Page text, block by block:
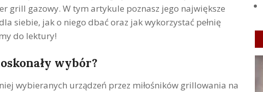
grill gazowy. W tym artykule poznasz jego największe
siebie, jak o niego dbać oraz jak wykorzystać pełnię
do lektury!
wybór?
wybieranych urządzeń przez miłośników grillowania na